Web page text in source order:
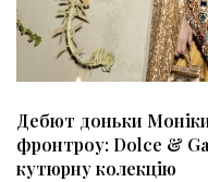
Дебют доньки
фронтроу: Dolce &
кутюрну колекцію